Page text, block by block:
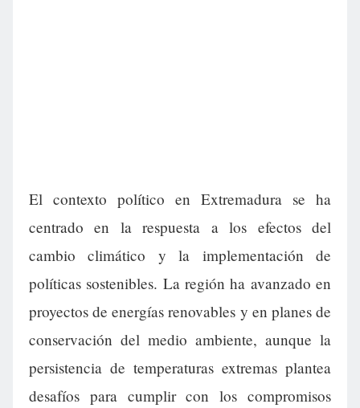
El contexto político en Extremadura se ha
centrado en la respuesta a los efectos del
cambio climático y la implementación de
políticas sostenibles. La región ha avanzado en
proyectos de energías renovables y en planes de
conservación del medio ambiente, aunque la
persistencia de temperaturas extremas plantea
desafíos para cumplir con los compromisos